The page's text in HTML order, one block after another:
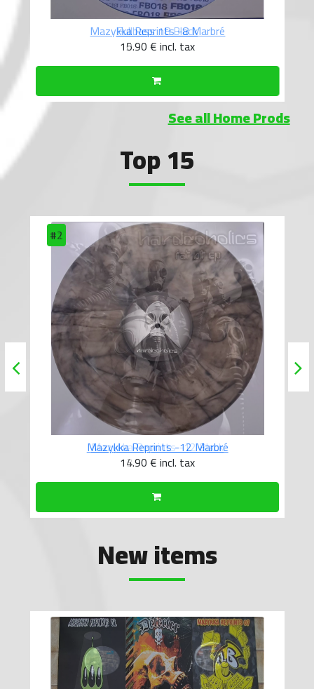
Fullbass 18 Black
10.90 €incl. tax
See all Home Prods
Top 15
#2
Mazykka Reprints -12 Marbré
14.90 €incl. tax
New items